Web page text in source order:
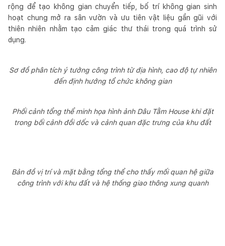
rộng để tạo không gian chuyển tiếp, bố trí không gian sinh
hoạt chung mở ra sân vườn và ưu tiên vật liệu gần gũi với
thiên nhiên nhằm tạo cảm giác thư thái trong quá trình sử
dụng.
Sơ đồ phân tích ý tưởng công trình từ địa hình, cao độ tự nhiên
đến định hướng tổ chức không gian
Phối cảnh tổng thể minh họa hình ảnh Dâu Tằm House khi đặt
trong bối cảnh đồi dốc và cảnh quan đặc trưng của khu đất
Bản đồ vị trí và mặt bằng tổng thể cho thấy mối quan hệ giữa
công trình với khu đất và hệ thống giao thông xung quanh